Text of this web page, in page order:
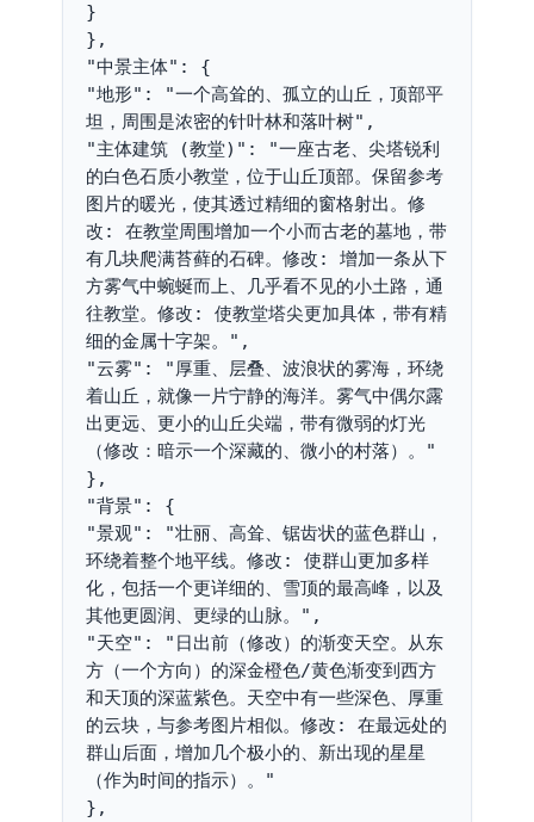
}
},
"中景主体": {
"地形": "一个高耸的、孤立的山丘，顶部平
坦，周围是浓密的针叶林和落叶树",
"主体建筑 (教堂)": "一座古老、尖塔锐利
的白色石质小教堂，位于山丘顶部。保留参考
图片的暖光，使其透过精细的窗格射出。修
改: 在教堂周围增加一个小而古老的墓地，带
有几块爬满苔藓的石碑。修改: 增加一条从下
方雾气中蜿蜒而上、几乎看不见的小土路，通
往教堂。修改: 使教堂塔尖更加具体，带有精
细的金属十字架。",
"云雾": "厚重、层叠、波浪状的雾海，环绕
着山丘，就像一片宁静的海洋。雾气中偶尔露
出更远、更小的山丘尖端，带有微弱的灯光
（修改：暗示一个深藏的、微小的村落）。"
},
"背景": {
"景观": "壮丽、高耸、锯齿状的蓝色群山，
环绕着整个地平线。修改: 使群山更加多样
化，包括一个更详细的、雪顶的最高峰，以及
其他更圆润、更绿的山脉。",
"天空": "日出前（修改）的渐变天空。从东
方（一个方向）的深金橙色/黄色渐变到西方
和天顶的深蓝紫色。天空中有一些深色、厚重
的云块，与参考图片相似。修改: 在最远处的
群山后面，增加几个极小的、新出现的星星
（作为时间的指示）。"
},